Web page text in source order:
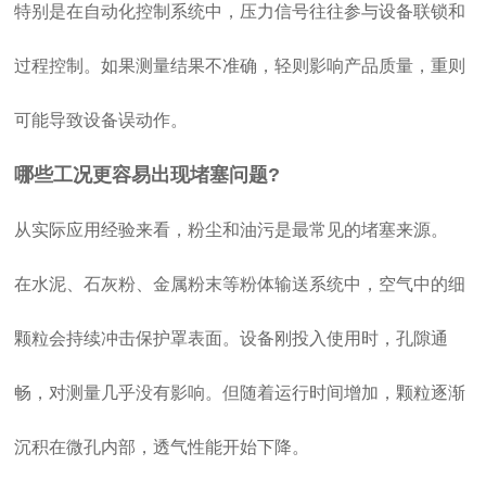
特别是在自动化控制系统中，压力信号往往参与设备联锁和
过程控制。如果测量结果不准确，轻则影响产品质量，重则
可能导致设备误动作。
哪些工况更容易出现堵塞问题?
从实际应用经验来看，粉尘和油污是最常见的堵塞来源。
在水泥、石灰粉、金属粉末等粉体输送系统中，空气中的细
颗粒会持续冲击保护罩表面。设备刚投入使用时，孔隙通
畅，对测量几乎没有影响。但随着运行时间增加，颗粒逐渐
沉积在微孔内部，透气性能开始下降。